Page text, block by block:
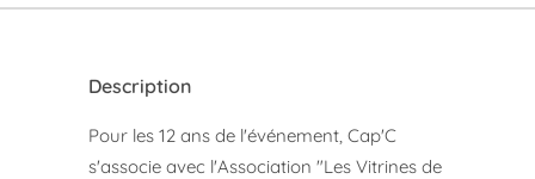
Description
Pour les 12 ans de l'événement, Cap'C
s'associe avec l'Association "Les Vitrines de